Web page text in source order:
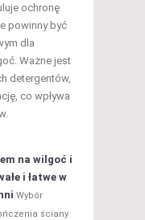
ochronę
powinny być
dla
Ważne jest
detergentów,
co wpływa
na wilgoć i
i łatwe w
Wybór
ściany